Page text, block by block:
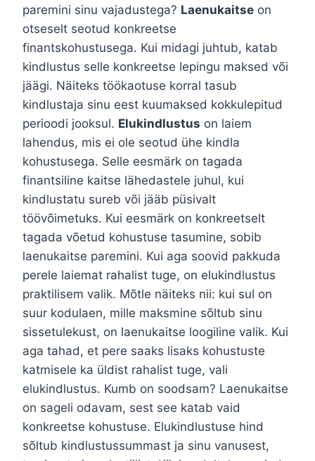
paremini sinu vajadustega? Laenukaitse on
otseselt seotud konkreetse
finantskohustusega. Kui midagi juhtub, katab
kindlustus selle konkreetse lepingu maksed või
jäägi. Näiteks töökaotuse korral tasub
kindlustaja sinu eest kuumaksed kokkulepitud
perioodi jooksul. Elukindlustus on laiem
lahendus, mis ei ole seotud ühe kindla
kohustusega. Selle eesmärk on tagada
finantsiline kaitse lähedastele juhul, kui
kindlustatu sureb või jääb püsivalt
töövõimetuks. Kui eesmärk on konkreetselt
tagada võetud kohustuse tasumine, sobib
laenukaitse paremini. Kui aga soovid pakkuda
perele laiemat rahalist tuge, on elukindlustus
praktilisem valik. Mõtle näiteks nii: kui sul on
suur kodulaen, mille maksmine sõltub sinu
sissetulekust, on laenukaitse loogiline valik. Kui
aga tahad, et pere saaks lisaks kohustuste
katmisele ka üldist rahalist tuge, vali
elukindlustus. Kumb on soodsam? Laenukaitse
on sageli odavam, sest see katab vaid
konkreetse kohustuse. Elukindlustuse hind
sõltub kindlustussummast ja sinu vanusest,